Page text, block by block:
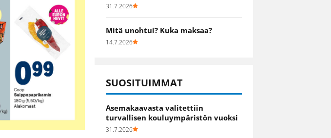
31.7.2026
Mitä unohtui? Kuka maksaa?
14.7.2026
SUOSITUIMMAT
Asemakaavasta valitettiin
turvallisen kouluympäristön vuoksi
31.7.2026